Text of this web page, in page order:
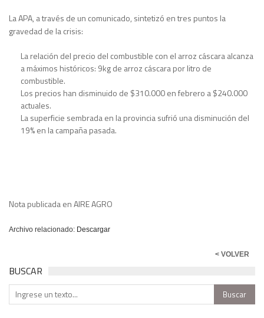
La APA, a través de un comunicado, sintetizó en tres puntos la
gravedad de la crisis:
La relación del precio del combustible con el arroz cáscara alcanza
a máximos históricos: 9kg de arroz cáscara por litro de
combustible.
Los precios han disminuido de $310.000 en febrero a $240.000
actuales.
La superficie sembrada en la provincia sufrió una disminución del
19% en la campaña pasada.
Nota publicada en AIRE AGRO
Archivo relacionado: Descargar
< VOLVER
BUSCAR